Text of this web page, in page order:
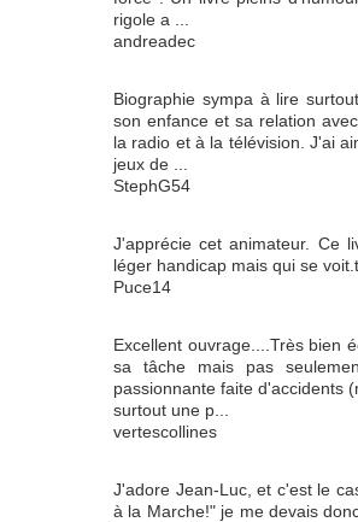
rigole a ...
andreadec
Biographie sympa à lire
son enfance et sa relation
la radio et à la télévision. J'ai
jeux de ...
StephG54
J'apprécie cet animateur. Ce
léger handicap mais qui se
Puce14
Excellent ouvrage....Très bien
sa tâche mais pas
passionnante faite d'accidents
surtout une p...
vertescollines
J'adore Jean-Luc, et c'est le
à la Marche!" je me devais